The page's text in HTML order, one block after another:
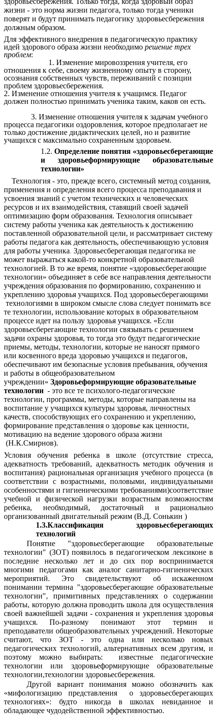
жизни - это норма жизни педагога, только тогда ученики
поверят и будут принимать педагогику здоровьесбережения
должным образом.
Для эффективного внедрения в педагогическую практику
идей здорового образа жизни необходимо решение трех
проблем:
1. Изменение мировоззрения учителя, его
отношения к себе, своему жизненному опыту в сторону,
осознания собственных чувств, переживаний с позиции
проблем здоровьесбережения.
2. Изменение отношения учителя к учащимся. Педагог
должен полностью принимать ученика таким, каков он есть.
3. Изменение отношения учителя к задачам учебного
процесса педагогики оздоровления, которое предполагает не
только достижение дидактических целей, но и развитие
учащихся с максимально сохраненным здоровьем.
1.2. Определение понятия «здоровьесберегающие
и здоровьеформирующие образовательные
технологии»
Технология - это, прежде всего, системный метод создания,
применения и определения всего процесса преподавания и
усвоения знаний с учетом технических и человеческих
ресурсов и их взаимодействия, ставящий своей задачей
оптимизацию форм образования. Технология описывает
систему работы ученика как деятельность к достижению
поставленной образовательной цели, и рассматривает систему
работы педагога как деятельность, обеспечивающую условия
для работы ученика. Здоровьесберегающая педагогика не
может выражаться какой-то конкретной образовательной
технологией. В то же время, понятие «здоровьесберегающие
технологии» объединяет в себе все направления деятельности
учреждения образования по формированию, сохранению и
укреплению здоровья учащихся. Под здоровьесберегающими
технологиями в широком смысле слова следует понимать все
те технологии, использование которых в образовательном
процессе идет на пользу здоровья учащихся. «Если
здоровьесберегающие технологии связывать с решением
задачи охраны здоровья, то тогда это будут педагогические
приемы, методы, технологии, которые не наносят прямого
или косвенного вреда здоровью учащихся и педагогов,
обеспечивают им безопасные условия пребывания, обучения
и работы в общеобразовательном
учреждении» Здоровьеформирующие образовательные
технологии - это все те психолого-педагогические
технологии, программы, методы, которые направлены на
воспитание у учащихся культуры здоровья, личностных
качеств, способствующих его сохранению и укреплению,
формирование представления о здоровье как ценности,
мотивацию на ведение здорового образа жизни
(Н.К.Смирнов).
Условия обучения ребенка в школе (отсутствие стресса,
адекватность требований, адекватность методик обучения и
воспитания) рациональная организация учебного процесса (в
соответствии с возрастными, половыми, индивидуальными
особенностями и гигиеническими требованиями)соответствие
учебной и физической нагрузки возрастным возможностям
ребенка, необходимый, достаточный и рационально
организованный двигательный режим (В.Д. Сонькин )
1.3.Классификация здоровьесберегающих
технологий
Понятие "здоровьесберегающие образовательные
технологии" (ЗОТ) появилось в педагогическом лексиконе в
последние несколько лет и до сих пор воспринимается
многими педагогами как аналог санитарно-гигиенических
мероприятий. Это свидетельствуют об искаженном
понимании термина "здоровьесберегающие образовательные
технологии", примитивных представлениях о содержании
работы, которую должна проводить школа для осуществления
своей важнейшей задачи - сохранения и укрепления здоровья
учащихся. По-разному понимают этот термин и
преподаватели общеобразовательных учреждений. Некоторые
считают, что ЗОТ - это одна или несколько новых
педагогических технологий, альтернативных всем другим, и
поэтому можно выбирать: известные педагогические
технологии или здоровьеформирующие образовательные
технологии,технологии здоровьесбережения.
Другой вариант понимания можно обозначить как
«мифологизацию представления о здоровьесберегающих
технологиях»: будто никогда в школах невиданное и
обладающее чудодейственной эффективностью.